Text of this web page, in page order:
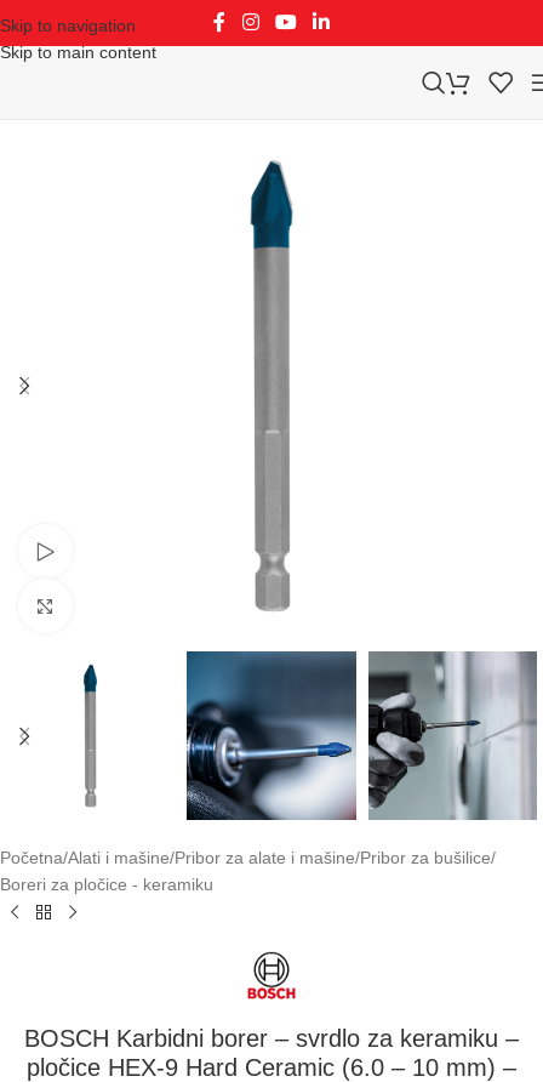
Skip to navigation
Skip to main content
Početna/Alati i mašine/Pribor za alate i mašine/Pribor za bušilice/
Boreri za pločice - keramiku
BOSCH Karbidni borer – svrdlo za keramiku –
pločice HEX-9 Hard Ceramic (6.0 – 10 mm) –